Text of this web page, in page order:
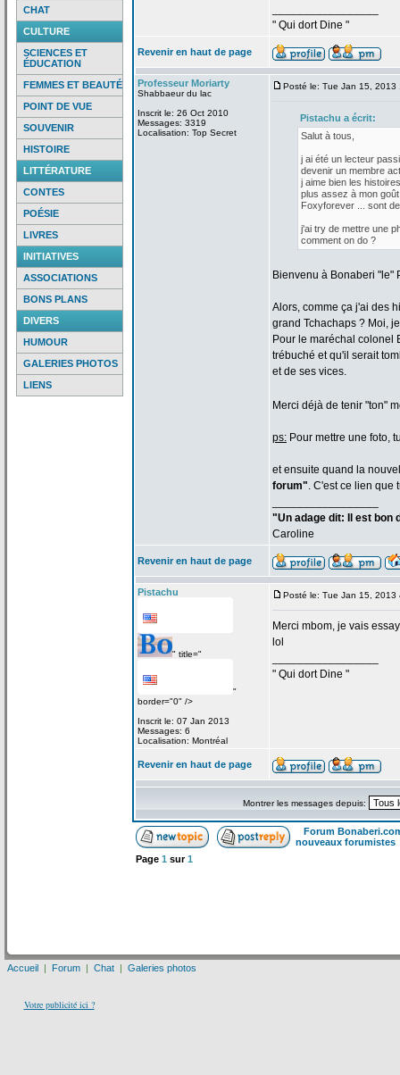
CHAT
CULTURE
SCIENCES ET
ÉDUCATION
FEMMES ET BEAUTÉ
POINT DE VUE
SOUVENIR
HISTOIRE
LITTÉRATURE
CONTES
POÉSIE
LIVRES
INITIATIVES
ASSOCIATIONS
BONS PLANS
DIVERS
HUMOUR
GALERIES PHOTOS
LIENS
" Qui dort Dine "
Revenir en haut de page
Professeur Moriarty
Shabbaeur du lac
Inscrit le: 26 Oct 2010
Messages: 3319
Localisation: Top Secret
Posté le: Tue Jan 15, 2013
Pistachu a écrit:
Salut à tous,
j ai été un lecteur
devenir un membre
j aime bien les
plus assez à mon
Foxyforever ... sont
j'ai try de mettre une
comment on do ?
Bienvenu à Bonaberi "le"
Alors, comme ça j'ai des
grand Tchachaps ? Moi,
Pour le maréchal colonel
trébuché et qu'il serait
et de ses vices.
Merci déjà de tenir "ton"
ps: Pour mettre une foto,
et ensuite quand la
forum". C'est ce lien que
"Un adage dit: Il est bon
Caroline
Revenir en haut de page
Pistachu
" title="
"
border="0" />
Inscrit le: 07 Jan 2013
Messages: 6
Localisation: Montréal
Posté le: Tue Jan 15, 2013
Merci mbom, je vais
lol
" Qui dort Dine "
Revenir en haut de page
Montrer les messages depuis:
Forum
nouveaux forumistes
Page 1 sur1
Accueil | Forum | Chat | Galeries photos
Votre publicité ici ?